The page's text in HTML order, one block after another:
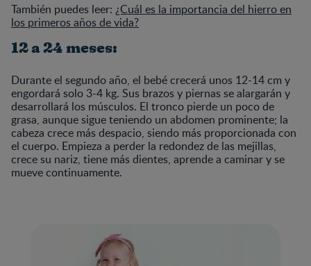
También puedes leer: ¿Cuál es la importancia del hierro en
los primeros años de vida?
12 a 24 meses:
Durante el segundo año, el bebé crecerá unos 12-14 cm y
engordará solo 3-4 kg. Sus brazos y piernas se alargarán y
desarrollará los músculos. El tronco pierde un poco de
grasa, aunque sigue teniendo un abdomen prominente; la
cabeza crece más despacio, siendo más proporcionada con
el cuerpo. Empieza a perder la redondez de las mejillas,
crece su nariz, tiene más dientes, aprende a caminar y se
mueve continuamente.